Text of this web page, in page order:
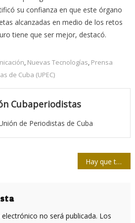
su confianza en que este órgano
alcanzadas en medio de los retos
tiene que ser mejor, destacó.
, Nuevas Tecnologías, Prensa
de Cuba (UPEC)
Cubaperiodistas
de Periodistas de Cuba
Hay que tomar tanto las calles como las redes sin renunciar a la sensibilidad
no será publicada. Los